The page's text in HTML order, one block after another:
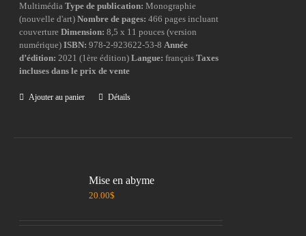
MultimédiaType de publication: Monographie
(nouvelle d'art)Nombre de pages: 466 pages incluant
couvertureDimension: 8,5 x 11 pouces (version
numérique)ISBN:978-2-923622-53-8Année
d’édition: 2021 (1ère édition)Langue: françaisTaxes
incluses dans le prix de vente
Ajouter au panier Détails
Mise en abyme
20.00$